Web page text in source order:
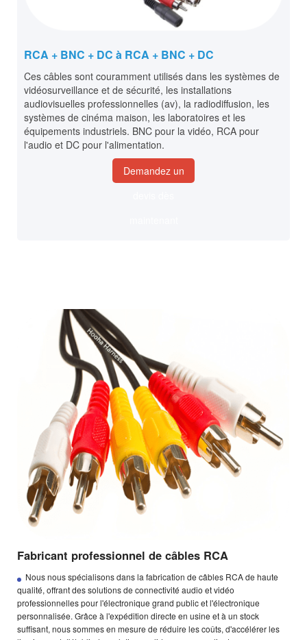
RCA + BNC + DC à RCA + BNC + DC
Ces câbles sont couramment utilisés dans les systèmes de
vidéosurveillance et de sécurité, les installations
audiovisuelles professionnelles (av), la radiodiffusion, les
systèmes de cinéma maison, les laboratoires et les
équipements industriels. BNC pour la vidéo, RCA pour
l'audio et DC pour l'alimentation.
Demandez un
Fabricant professionnel de câbles RCA
Nous nous spécialisons dans la fabrication de câbles RCA de haute
qualité, offrant des solutions de connectivité audio et vidéo
professionnelles pour l'électronique grand public et l'électronique
personnalisée. Grâce à l'expédition directe en usine et à un stock
suffisant, nous sommes en mesure de réduire les coûts, d'accélérer les